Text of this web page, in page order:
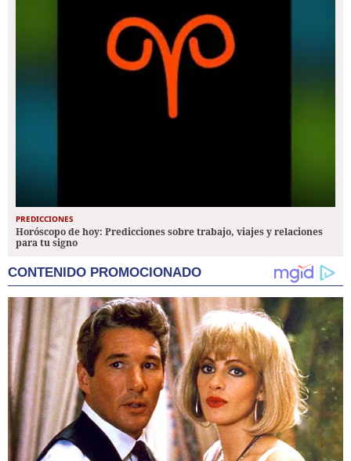
PREDICCIONES
Horóscopo de hoy: Predicciones sobre trabajo, viajes y relaciones
para tu signo
CONTENIDO PROMOCIONADO